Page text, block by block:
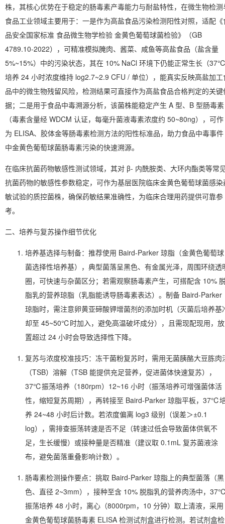
株，其核心优势在于稳定的肠毒素产毒能力与耐盐特性，在微生物检测
食品工业领域主要用于：一是作为高盐食品污染检测阳性对照，适配《
品安全国家标准 食品微生物学检验 金黄色葡萄球菌检验》（GB
4789.10-2022），可精准模拟腌肉、酱菜、咸鱼等高盐食品（盐含量
5%~15%）中的污染状态，其在 10% NaCl 环境下仍能正常生长（
培养 24 小时浓度维持 log2.7~2.9 CFU / 单位），能真实反映高盐加工
品中的微生物残留风险，检测结果可直接作为高盐食品合格判定的关键
据；二是用于食品中毒溯源分析，该菌株能稳定产生 A 型、B 型肠毒素
（毒素含量经 WDCM 认证，每毫升菌液毒素浓度约 50~80ng），可作
为 ELISA、胶体金等肠毒素检测方法的阳性标准品，助力食品中毒事件
中金黄色葡萄球菌肠毒素污染的快速溯源。
在临床抗菌药物敏感性测试领域，其对 β- 内酰胺类、大环内酯类等常
抗菌药物的敏感性参数稳定，可作为基层医院临床金黄色葡萄球菌感染
敏试验的质控菌株，确保药敏结果准确性，为临床合理用药提供可靠参
考。
二、培养与复苏操作细节优化
培养基选择与制备：推荐使用 Baird-Parker 琼脂（金黄色葡萄球
菌选择性培养基），典型菌落呈黑色、有金属光泽，周围环绕透
圈，可快速与杂菌区分；若需观察肠毒素产生，可搭配含 10%
脂乳的营养琼脂（乳脂能诱导肠毒素表达）。制备 Baird-Parker
琼脂时，需注意卵黄亚碲酸钾增菌剂的添加时机（灭菌后培养基
却至 45~50℃时加入，避免高温破坏成分），且需现配现用，放
置超过 24 小时会导致选择性下降。
复苏与浓度校准技巧：冻干菌粉复苏时，需用无菌胰酪大豆胨肉
（TSB）溶解（TSB 能提供充足营养，促进菌体快速复苏），
37℃振荡培养（180rpm）12~16 小时（振荡培养可增强菌体活
性，缩短复苏周期），再转接至 Baird-Parker 琼脂平板，37℃
养 24~48 小时后计数。若浓度偏离 log3 级别（误差＞±0.1
log），需排查振荡转速是否不足（转速过低会导致菌体供氧不
足，生长缓慢）或接种量是否精准（建议取 0.1mL 复苏菌液涂
布，避免菌落重叠影响计数）。
肠毒素检测操作要点：挑取 Baird-Parker 琼脂上的典型菌落（黑
色、直径 2~3mm），接种至含 10% 脱脂乳的营养肉汤中，
振荡培养 48 小时，离心（8000rpm，10 分钟）取上清液，采用
金黄色葡萄球菌肠毒素 ELISA 检测试剂盒进行检测。若试剂盒检